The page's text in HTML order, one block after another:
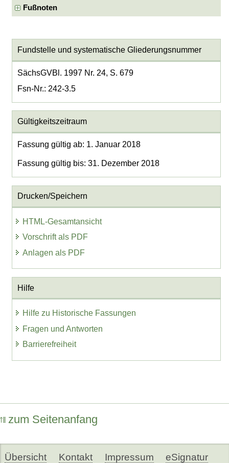
Fußnoten
Fundstelle und systematische Gliederungsnummer
SächsGVBl. 1997 Nr. 24, S. 679
Fsn-Nr.: 242-3.5
Gültigkeitszeitraum
Fassung gültig ab: 1. Januar 2018
Fassung gültig bis: 31. Dezember 2018
Drucken/Speichern
HTML-Gesamtansicht
Vorschrift als PDF
Anlagen als PDF
Hilfe
Hilfe zu Historische Fassungen
Fragen und Antworten
Barrierefreiheit
zum Seitenanfang
Übersicht Kontakt Impressum eSignatur